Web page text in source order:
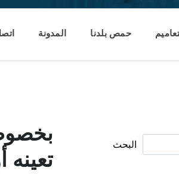
حمص بلدنا المدونة
تعينه
البحث